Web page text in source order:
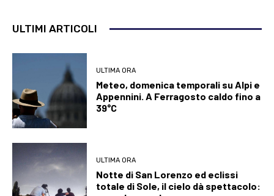
ULTIMI ARTICOLI
ULTIMA ORA
Meteo, domenica temporali su Alpi e
Appennini. A Ferragosto caldo fino a
39°C
ULTIMA ORA
Notte di San Lorenzo ed eclissi
totale di Sole, il cielo dà spettacolo: